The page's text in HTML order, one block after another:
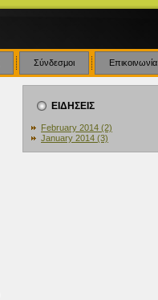
Σύνδεσμοι Επικοινωνία
ΕΙΔΗΣΕΙΣ
February 2014 (2)
January 2014 (3)